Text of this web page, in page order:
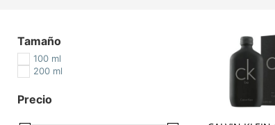
Tamaño
100 ml
200 ml
Precio